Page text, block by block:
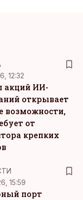
12:32
акций ИИ-
открывает
возможности,
от
крепких
15:59
порт